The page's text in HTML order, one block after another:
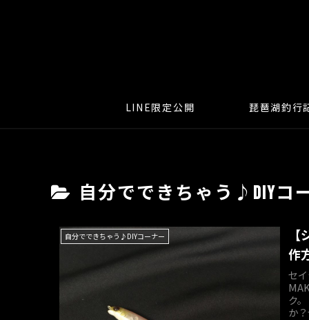
LINE限定公開 琵琶湖釣行
自分でできちゃう♪DIYコ
自分でできちゃう♪DIYコーナー
作
セ
ク
か